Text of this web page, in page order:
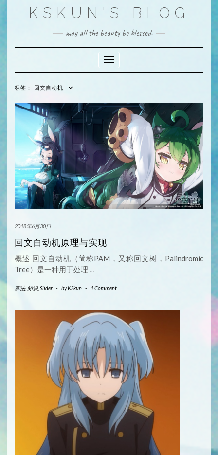
Skip
KSKUN'S BLOG
may all the beauty be blessed.
Toggle Navigation
标签： 回文自动机
2018年6月30日
回文自动机原理与实现
概述 回文自动机（简称PAM，又称回文树，Palindromic
Tree）是一种用于处理 …
算法, 知识, Slider - byKSkun - 1 Comment